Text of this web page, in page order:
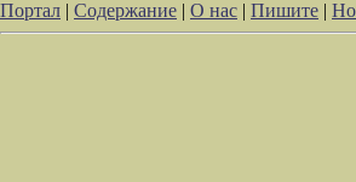
Портал | Содержание | О нас | Пишите |